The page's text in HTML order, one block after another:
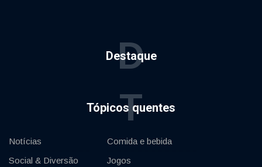
Destaque
D
Tópicos quentes
T
Notícias
Social & Diversão
Comida e bebida
Jogos